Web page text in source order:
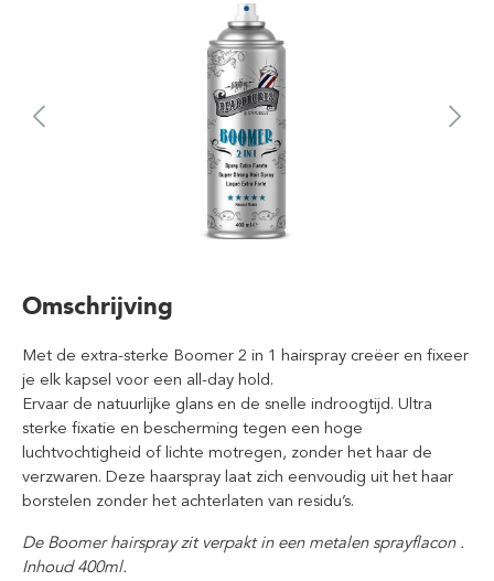
Omschrijving
Met de extra-sterke Boomer 2 in 1 hairspray creëer en fixeer
je elk kapsel voor een all-day hold.
Ervaar de natuurlijke glans en de snelle indroogtijd. Ultra
sterke fixatie en bescherming tegen een hoge
luchtvochtigheid of lichte motregen, zonder het haar de
verzwaren. Deze haarspray laat zich eenvoudig uit het haar
borstelen zonder het achterlaten van residu’s.
De Boomer hairspray zit verpakt in een metalen sprayflacon .
Inhoud 400ml.